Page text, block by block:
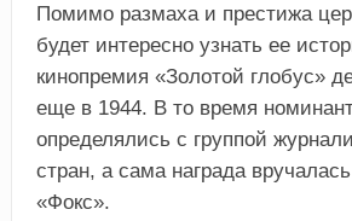
Помимо размаха и престижа
будет интересно узнать ее
кинопремия «Золотой глобус»
еще в 1944. В то время
определялись с группой
стран, а сама награда
«Фокс».